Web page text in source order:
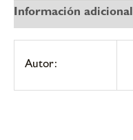
Información adicional
Autor: